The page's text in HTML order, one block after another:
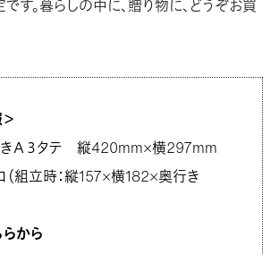
す。暮らしの中に、贈り物に、どうぞお買
きＡ３タテ 縦420mm×横297mm
（組立時：縦157×横182×奥行き
から